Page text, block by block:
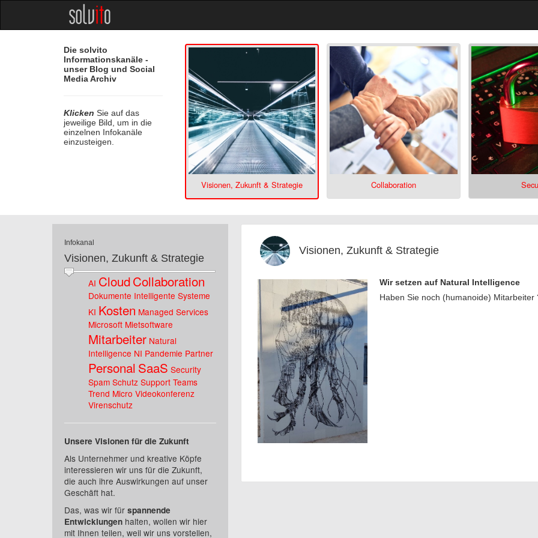
Die solvito
Informationskanäle -
unser Blog und Social
Media Archiv
Klicken Sie auf das
jeweilige Bild, um in die
einzelnen Infokanäle
einzusteigen.
Visionen, Zukunft & Strategie Collaboration
Infokanal
Visionen, Zukunft & Strategie
AI CloudCollaboration
Dokumente Intelligente Systeme
KI Kosten Managed Services
Microsoft Mietsoftware
Mitarbeiter Natural
Intelligence NI Pandemie Partner
Personal SaaS Security
Spam Schutz Support Teams
Trend Micro Videokonferenz
Virenschutz
Unsere Visionen für die Zukunft
Als Unternehmer und kreative Köpfe
interessieren wir uns für die Zukunft,
die auch ihre Auswirkungen auf unser
Geschäft hat.
Das, was wir für spannende
Entwicklungen halten, wollen wir hier
mit Ihnen teilen, weil wir uns vorstellen,
Visionen, Zukunft & Strategie
Wir setzen auf Natural Intelligence
Haben Sie noch (humanoide) Mitarbeiter